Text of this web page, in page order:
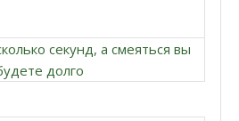
секунд, а смеяться вы
долго